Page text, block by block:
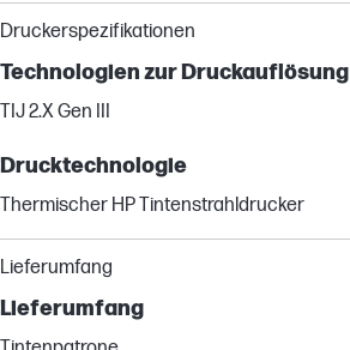
Druckerspezifikationen
Technologien zur Druckauflösung
TIJ 2.X Gen III
Drucktechnologie
Thermischer HP Tintenstrahldrucker
Lieferumfang
Lieferumfang